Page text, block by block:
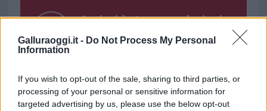
Galluraoggi.it - Do Not Process My Personal
Information
If you wish to opt-out of the sale, sharing to third parties, or
processing of your personal or sensitive information for
targeted advertising by us, please use the below opt-out
Inviaci le tue segnalazioni,
i tuoi video e le tue foto
Su WhatsApp al numero +39